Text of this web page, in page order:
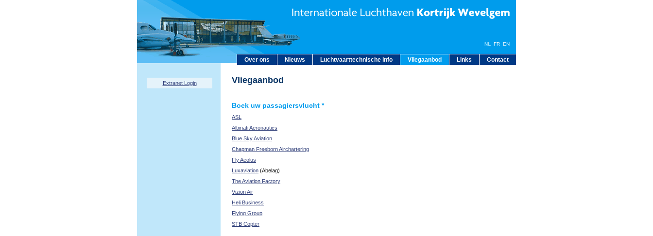
Over ons Nieuws Luchtvaarttechnische info Vliegaanbod Links Contact
NL FR EN
Extranet Login Vliegaanbod
Boek uw passagiersvlucht *
ASL
Albinati Aeronautics
Blue Sky Aviation
Chapman Freeborn Airchartering
Fly Aeolus
Luxaviation (Abelag)
The Aviation Factory
Vizion Air
Heli Business
Flying Group
STB Copter